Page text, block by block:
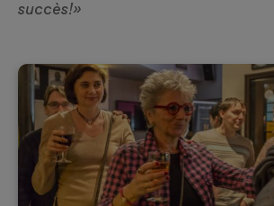
succès!»